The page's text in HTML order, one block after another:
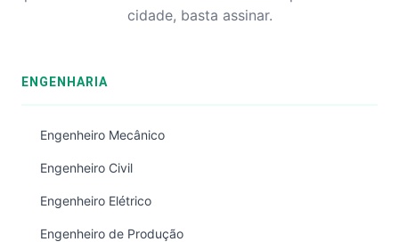
cidade, basta assinar.
ENGENHARIA
Engenheiro Mecânico
Engenheiro Civil
Engenheiro Elétrico
Engenheiro de Produção